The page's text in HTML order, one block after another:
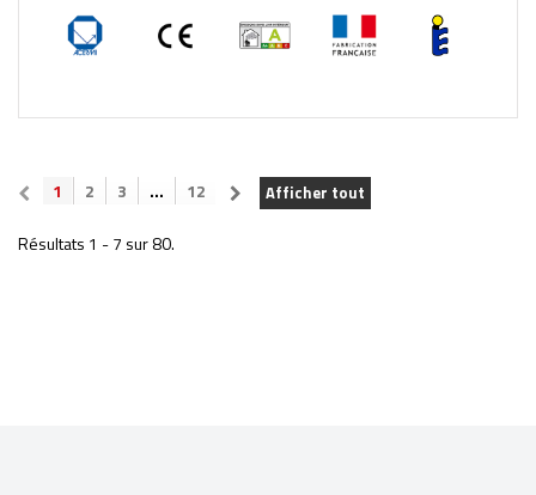
Afficher tout
1 2 3 ... 12
Résultats 1 - 7 sur 80.